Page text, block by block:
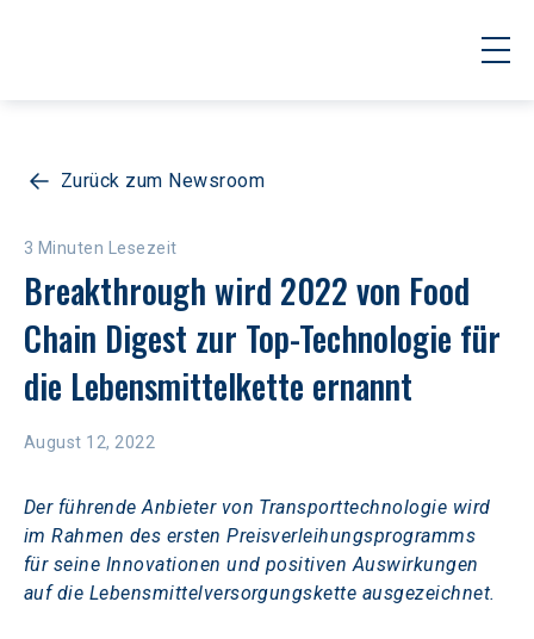
Zurück zum Newsroom
3 Minuten Lesezeit
Breakthrough wird 2022 von Food
Chain Digest zur Top-Technologie für
die Lebensmittelkette ernannt
August 12, 2022
Der führende Anbieter von Transporttechnologie wird
im Rahmen des ersten Preisverleihungsprogramms
für seine Innovationen und positiven Auswirkungen
auf die Lebensmittelversorgungskette ausgezeichnet.